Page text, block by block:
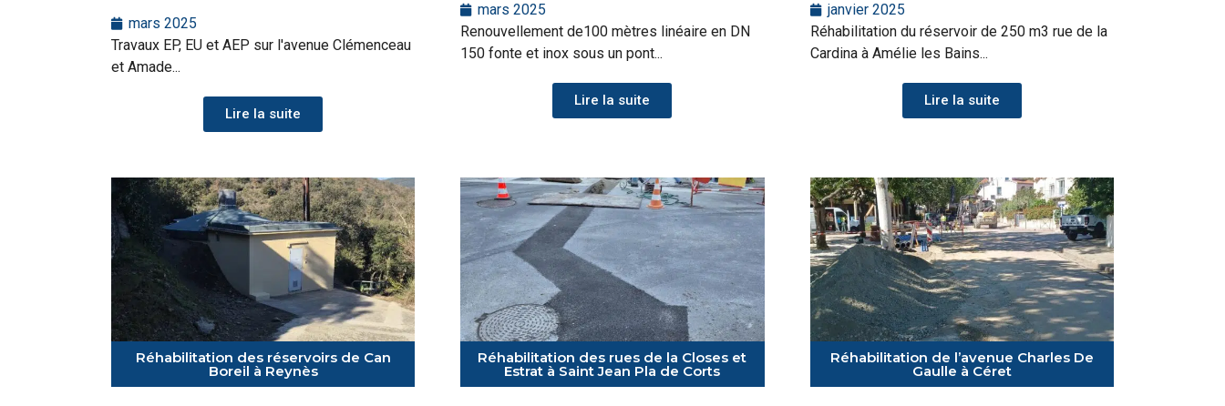
mars 2025
Travaux EP, EU et AEP sur l'avenue Clémenceau
et Amade...
Lire la suite
mars 2025
Renouvellement de100 mètres linéaire en DN
150 fonte et inox sous un pont...
Lire la suite
janvier 2025
Réhabilitation du réservoir de 250 m3 rue de la
Cardina à Amélie les Bains...
Lire la suite
Réhabilitation des réservoirs de Can
Boreil à Reynès
Réhabilitation des rues de la Closes et
Estrat à Saint Jean Pla de Corts
Réhabilitation de l’avenue Charles De
Gaulle à Céret